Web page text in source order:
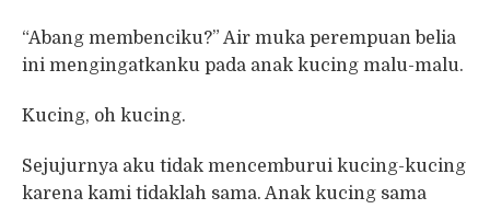
“Abang membenciku?” Air muka perempuan belia
ini mengingatkanku pada anak kucing malu-malu.
Kucing, oh kucing.
Sejujurnya aku tidak mencemburui kucing-kucing
karena kami tidaklah sama. Anak kucing sama